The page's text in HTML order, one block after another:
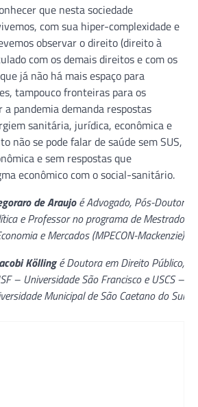
que nesta sociedade
com sua hiper-complexidade e
observar o direito (direito à
com os demais direitos e com os
já não há mais espaço para
tampouco fronteiras para os
pandemia demanda respostas
sanitária, jurídica, econômica e
não se pode falar de saúde sem SUS,
e sem respostas que
econômico com o social-sanitário.
de Araujoé Advogado, Pós-Doutor
e Professor no programa de Mestrado
e Mercados (MPECON-Mackenzie)
Köllingé Doutora em Direito Público,
– Universidade São Francisco e USCS –
Municipal de São Caetano do Sul